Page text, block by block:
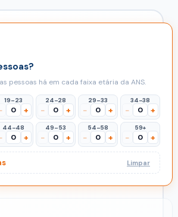
pessoas há em cada faixa etária da ANS.
19–23
+
24–28
− +
29–33
− +
34–38
− +
44–48
+
49–53
− +
54–58
− +
59+
− +
Limpar